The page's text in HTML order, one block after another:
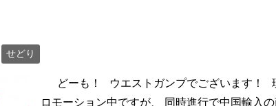
せどり
どーも！ ウエストガンプでございます！
ロモーション中ですが、 同時進行で中国輸入